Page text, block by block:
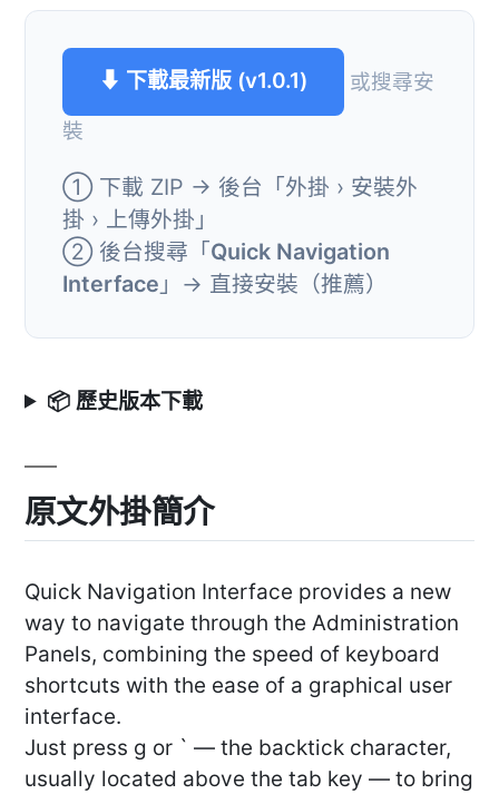
⬇ 下載最新版 (v1.0.1)
或搜尋安
裝
① 下載 ZIP → 後台「外掛 › 安裝外
掛 › 上傳外掛」
② 後台搜尋「Quick Navigation
Interface 」→ 直接安裝（推薦）
📦 歷史版本下載
原文外掛簡介
Quick Navigation Interface provides a new
way to navigate through the Administration
Panels, combining the speed of keyboard
shortcuts with the ease of a graphical user
interface.
Just press g or ` — the backtick character,
usually located above the tab key — to bring